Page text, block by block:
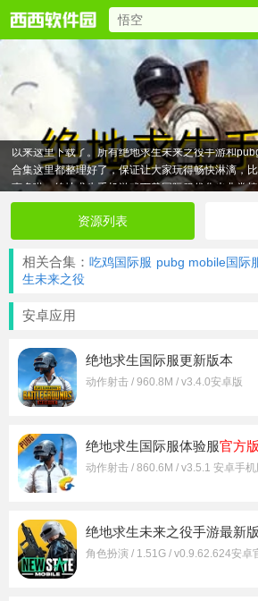
绝地求生手机游戏下载国际服合集主要提供腾讯
求生国服，国际服等多版本下载，绝地求生手游是
戏之一，腾讯开发的绝地求生未来之役手游中文版让
在全新的高清画质和强烈射击手感中，体验这一经
果你喜欢绝地求生未来之役手游的刺激感，想快速
以来这里下载了。所有绝地求生未来之役手游和
合集这里都整理好了，保证让大家玩得畅快淋漓，
爽多啦。绝地求生手机游戏下载国际服优化也非常
号手机都可爽玩。
资源列表
相关合集： 吃鸡国际服 pubg mobile国际
生未来之役
安卓应用
绝地求生国际服更新版本
动作射击 / 960.8M / v3.4.0安卓版
绝地求生国际服体验服官方版
动作射击 / 860.6M / v3.5.1 安卓手机
绝地求生未来之役手游最新
角色扮演 / 1.51G / v0.9.62.624安卓